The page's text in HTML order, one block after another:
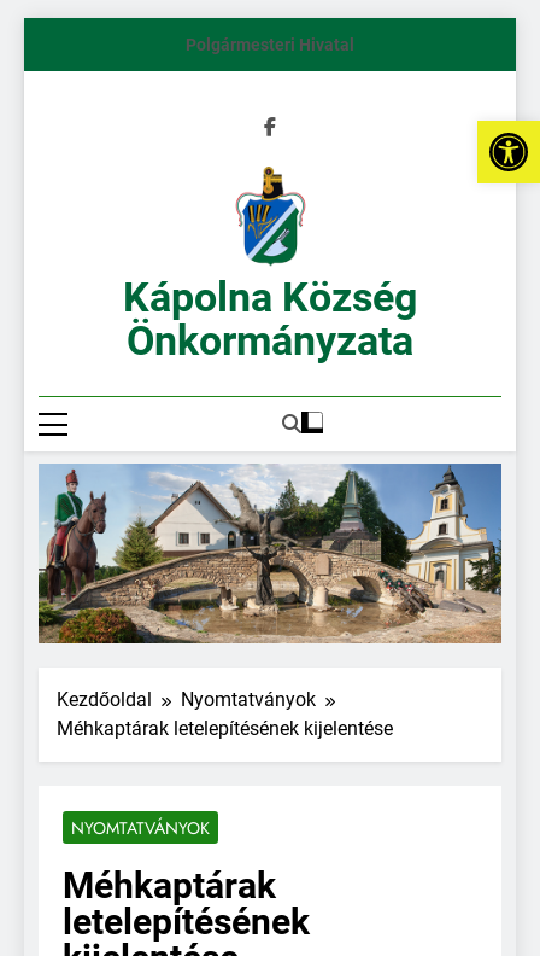
Polgármesteri Hivatal
Kápolna Község
Önkormányzata
Kezdőoldal
Nyomtatványok
Méhkaptárak letelepítésének kijelentése
NYOMTATVÁNYOK
Méhkaptárak
letelepítésének